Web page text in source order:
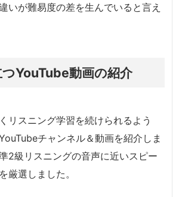
いが難易度の差を生んでいると言え
YouTube動画の紹介
リスニング学習を続けられるよう
チャンネル＆動画を紹介しま
2級リスニングの音声に近いスピー
厳選しました。